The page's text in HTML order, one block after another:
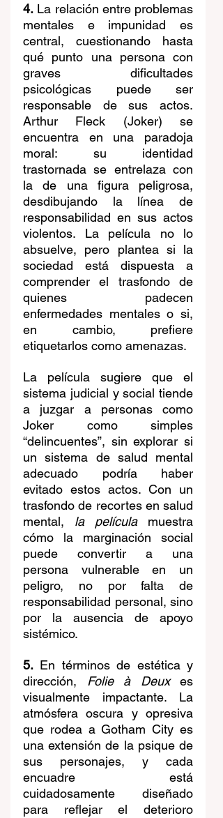
4. La relación entre problemas
mentales e impunidad es
central, cuestionando hasta
qué punto una persona con
graves dificultades
psicológicas puede ser
responsable de sus actos.
Arthur Fleck (Joker) se
encuentra en una paradoja
moral: su identidad
trastornada se entrelaza con
la de una figura peligrosa,
desdibujando la línea de
responsabilidad en sus actos
violentos. La película no lo
absuelve, pero plantea si la
sociedad está dispuesta a
comprender el trasfondo de
quienes padecen
enfermedades mentales o si,
en cambio, prefiere
etiquetarlos como amenazas.
La película sugiere que el
sistema judicial y social tiende
a juzgar a personas como
Joker como simples
“delincuentes”, sin explorar si
un sistema de salud mental
adecuado podría haber
evitado estos actos. Con un
trasfondo de recortes en salud
mental, la película muestra
cómo la marginación social
puede convertir a una
persona vulnerable en un
peligro, no por falta de
responsabilidad personal, sino
por la ausencia de apoyo
sistémico.
5. En términos de estética y
dirección,
Folie à Deux es
visualmente impactante. La
atmósfera oscura y opresiva
que rodea a Gotham City es
una extensión de la psique de
sus personajes, y cada
encuadre está
cuidadosamente diseñado
para reflejar el deterioro